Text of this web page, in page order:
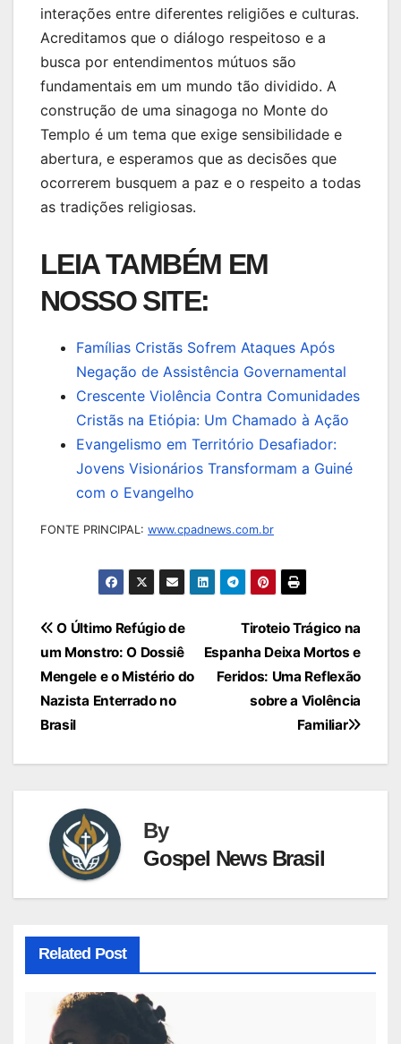
interações entre diferentes religiões e culturas.
Acreditamos que o diálogo respeitoso e a
busca por entendimentos mútuos são
fundamentais em um mundo tão dividido. A
construção de uma sinagoga no Monte do
Templo é um tema que exige sensibilidade e
abertura, e esperamos que as decisões que
ocorrerem busquem a paz e o respeito a todas
as tradições religiosas.
LEIA TAMBÉM EM
NOSSO SITE:
Famílias Cristãs Sofrem Ataques Após
Negação de Assistência Governamental
Crescente Violência Contra Comunidades
Cristãs na Etiópia: Um Chamado à Ação
Evangelismo em Território Desafiador:
Jovens Visionários Transformam a Guiné
com o Evangelho
FONTE PRINCIPAL: www.cpadnews.com.br
Navegação
de
Post
Tiroteio Trágico na
Espanha Deixa Mortos e
Feridos: Uma Reflexão
sobre a Violência
Familiar
O Último Refúgio de
um Monstro: O Dossiê
Mengele e o Mistério do
Nazista Enterrado no
Brasil
By
Gospel News Brasil
Related Post